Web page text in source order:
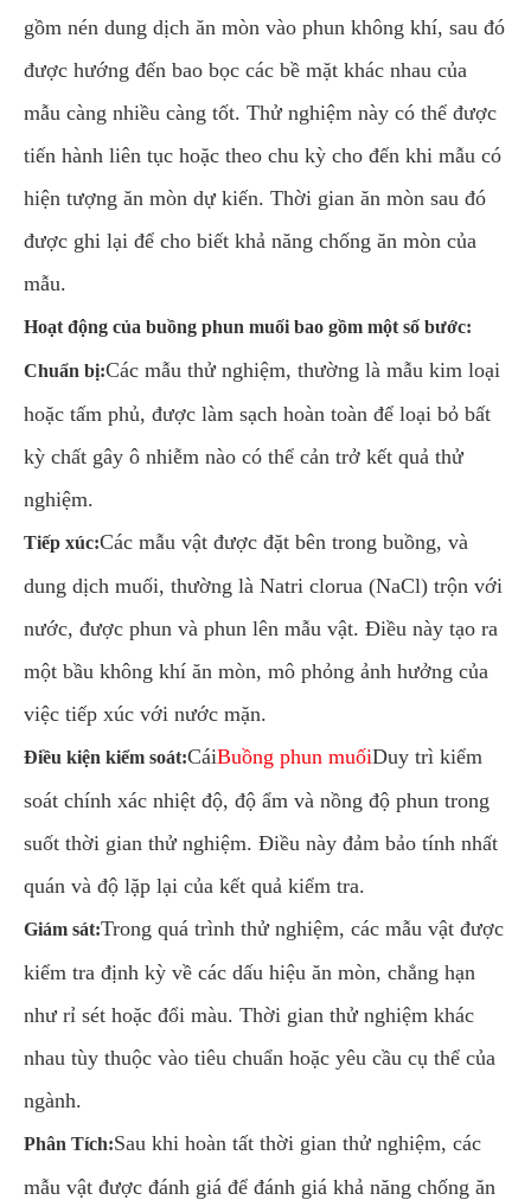
gồm nén dung dịch ăn mòn vào phun không khí, sau đó
được hướng đến bao bọc các bề mặt khác nhau của
mẫu càng nhiều càng tốt. Thử nghiệm này có thể được
tiến hành liên tục hoặc theo chu kỳ cho đến khi mẫu có
hiện tượng ăn mòn dự kiến. Thời gian ăn mòn sau đó
được ghi lại để cho biết khả năng chống ăn mòn của
mẫu.
Hoạt động của buồng phun muối bao gồm một số bước:
Chuẩn bị:Các mẫu thử nghiệm, thường là mẫu kim loại
hoặc tấm phủ, được làm sạch hoàn toàn để loại bỏ bất
kỳ chất gây ô nhiễm nào có thể cản trở kết quả thử
nghiệm.
Tiếp xúc:Các mẫu vật được đặt bên trong buồng, và
dung dịch muối, thường là Natri clorua (NaCl) trộn với
nước, được phun và phun lên mẫu vật. Điều này tạo ra
một bầu không khí ăn mòn, mô phỏng ảnh hưởng của
việc tiếp xúc với nước mặn.
Điều kiện kiểm soát:CáiBuồng phun muốiDuy trì kiểm
soát chính xác nhiệt độ, độ ẩm và nồng độ phun trong
suốt thời gian thử nghiệm. Điều này đảm bảo tính nhất
quán và độ lặp lại của kết quả kiểm tra.
Giám sát:Trong quá trình thử nghiệm, các mẫu vật được
kiểm tra định kỳ về các dấu hiệu ăn mòn, chẳng hạn
như rỉ sét hoặc đổi màu. Thời gian thử nghiệm khác
nhau tùy thuộc vào tiêu chuẩn hoặc yêu cầu cụ thể của
ngành.
Phân Tích:Sau khi hoàn tất thời gian thử nghiệm, các
mẫu vật được đánh giá để đánh giá khả năng chống ăn